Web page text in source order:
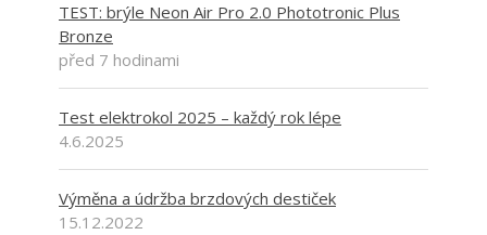
TEST: brýle Neon Air Pro 2.0 Phototronic Plus
Bronze
před 7 hodinami
Test elektrokol 2025 – každý rok lépe
4.6.2025
Výměna a údržba brzdových destiček
15.12.2022